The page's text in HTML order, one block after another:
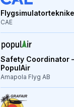
CAE
Safety Coordinator
PopulAir
Amapola Flyg AB